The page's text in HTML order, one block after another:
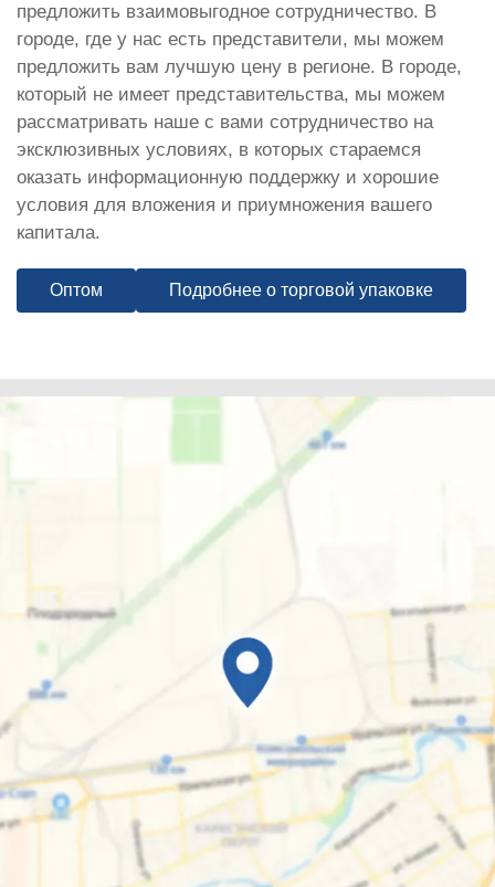
предложить взаимовыгодное сотрудничество. В
городе, где у нас есть представители, мы можем
предложить вам лучшую цену в регионе. В городе,
который не имеет представительства, мы можем
рассматривать наше с вами сотрудничество на
эксклюзивных условиях, в которых стараемся
оказать информационную поддержку и хорошие
условия для вложения и приумножения вашего
капитала.
Оптом Подробнее о торговой упаковке